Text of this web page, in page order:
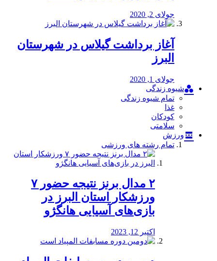
جولای 2, 2020
آغاز برداشت گیلاس در شهرستان
البرز
جولای 1, 2020
شیوه زندگی
تمام شیوه زندگی
غذا
کودکان
سلامتی
ورزش
تمام رشته های ورزشی
۲ مدال برنز نتیجه حضور ۷
ورزشکار استان البرز در
بازی‌های آسیایی هانگژو
اکتبر 12, 2023